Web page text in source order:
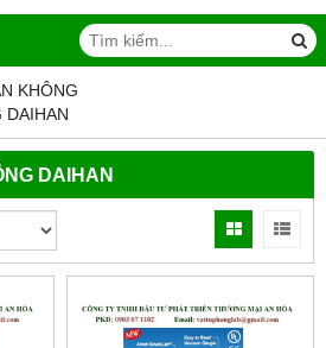
KHÔNG
DAIHAN
DAIHAN